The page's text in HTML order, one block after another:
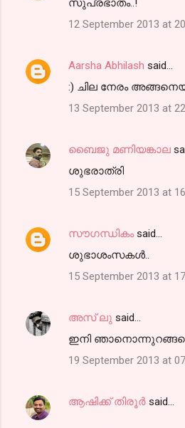
12 September 2013 at
Aarsha Abhilash said…
:) ചില നേരം
13 September 2013 at
ബൈജു മണിയങ്കാല
ശുഭരാത്രി
15 September 2013 at
സൗഗന്ധികംsaid…
ശുഭാശംസകൾ..
15 September 2013 at
അസ് ലു said…
ഇനി ഞാനൊന്നുറങ്ങട്ടെ
19 September 2013 at
ആഷിക്ക് തിരൂര്‍ said…